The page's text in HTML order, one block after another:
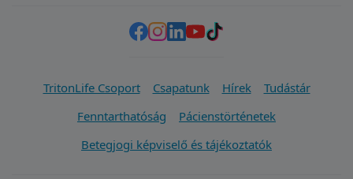
TritonLife Csoport Csapatunk Hírek
Tudástár
Fenntarthatóság
Pácienstörténetek
Betegjogi képviselő és tájékoztatók